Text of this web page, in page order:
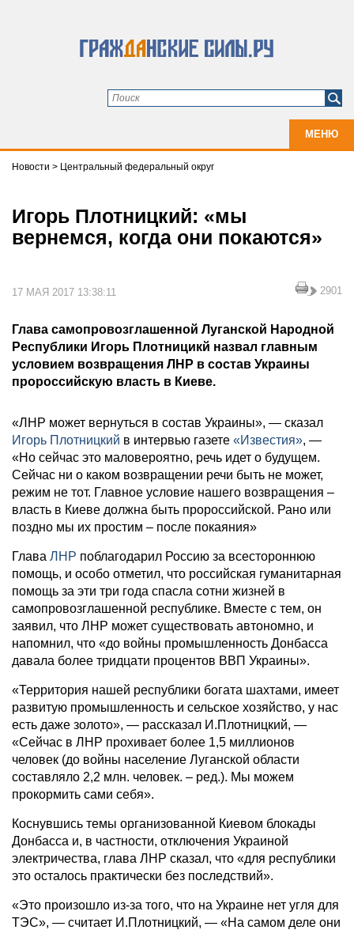
МЕНЮ
Новости > Центральный федеральный округ
Игорь Плотницкий: «мы
вернемся, когда они покаются»
17 МАЯ 2017 13:38:11 2901
Глава самопровозглашенной Луганской Народной
Республики Игорь Плотницикй назвал главным
условием возвращения ЛНР в состав Украины
пророссийскую власть в Киеве.
«ЛНР может вернуться в состав Украины», — сказал
Игорь Плотницкий в интервью газете «Известия», —
«Но сейчас это маловероятно, речь идет о будущем.
Сейчас ни о каком возвращении речи быть не может,
режим не тот. Главное условие нашего возвращения –
власть в Киеве должна быть пророссийской. Рано или
поздно мы их простим – после покаяния»
Глава ЛНР поблагодарил Россию за всестороннюю
помощь, и особо отметил, что российская гуманитарная
помощь за эти три года спасла сотни жизней в
самопровозглашенной республике. Вместе с тем, он
заявил, что ЛНР может существовать автономно, и
напомнил, что «до войны промышленность Донбасса
давала более тридцати процентов ВВП Украины».
«Территория нашей республики богата шахтами, имеет
развитую промышленность и сельское хозяйство, у нас
есть даже золото», — рассказал И.Плотницкий, —
«Сейчас в ЛНР прохивает более 1,5 миллионов
человек (до войны население Луганской области
составляло 2,2 млн. человек. – ред.). Мы можем
прокормить сами себя».
Коснувшись темы организованной Киевом блокады
Донбасса и, в частности, отключения Украиной
электричества, глава ЛНР сказал, что «для республики
это осталось практически без последствий».
«Это произошло из-за того, что на Украине нет угля для
ТЭС», — считает И.Плотницкий, — «На самом деле они